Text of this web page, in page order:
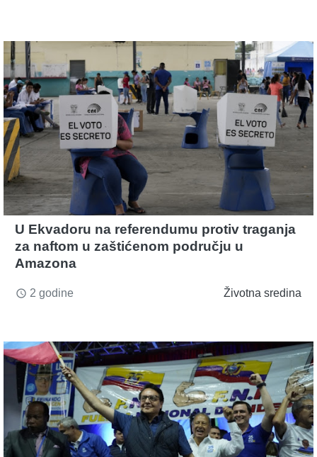
U Ekvadoru na referendumu protiv traganja
za naftom u zaštićenom području u
Amazona
access_time 2 godine Životna sredina